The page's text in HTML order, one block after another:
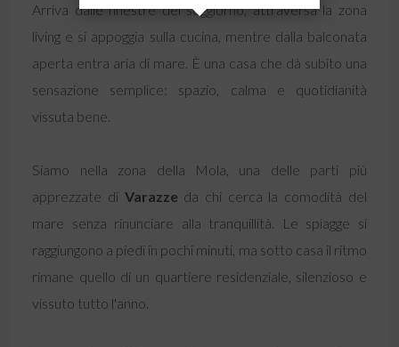
Arriva dalle finestre del soggiorno, attraversa la zona
living e si appoggia sulla cucina, mentre dalla balconata
aperta entra aria di mare. È una casa che dà subito una
sensazione semplice: spazio, calma e quotidianità
vissuta bene.
Siamo nella zona della Mola, una delle parti più
apprezzate di Varazzeda chi cerca la comodità del
mare senza rinunciare alla tranquillità. Le spiagge si
raggiungono a piedi in pochi minuti, ma sotto casa il ritmo
rimane quello di un quartiere residenziale, silenzioso e
vissuto tutto l'anno.